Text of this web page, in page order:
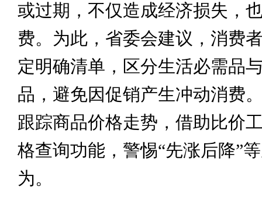
或过期，不仅造成经济损失，
费。为此，省委会建议，消费
定明确清单，区分生活必需品
品，避免因促销产生冲动消费
跟踪商品价格走势，借助比价
格查询功能，警惕“先涨后降”
为。